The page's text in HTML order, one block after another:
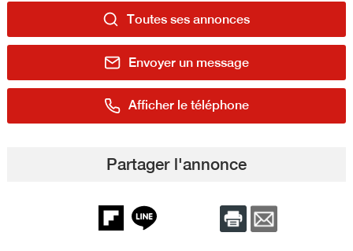
Toutes ses annonces
Envoyer un message
Afficher le téléphone
Partager l'annonce